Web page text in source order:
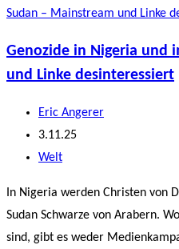
Genozide in Nigeria und
und Linke desinteressiert
Beitrags-
Autor:
Eric Angerer
Beitrag
veröffentlicht:
3.11.25
Beitrags-
Welt
In Nigeria werden Christen von
Sudan Schwarze von Arabern.
sind, gibt es weder